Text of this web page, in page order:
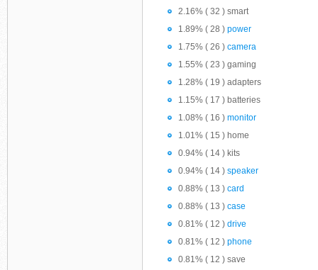
2.16% ( 32 ) smart
1.89% ( 28 ) power
1.75% ( 26 ) camera
1.55% ( 23 ) gaming
1.28% ( 19 ) adapters
1.15% ( 17 ) batteries
1.08% ( 16 ) monitor
1.01% ( 15 ) home
0.94% ( 14 ) kits
0.94% ( 14 ) speaker
0.88% ( 13 ) card
0.88% ( 13 ) case
0.81% ( 12 ) drive
0.81% ( 12 ) phone
0.81% ( 12 ) save